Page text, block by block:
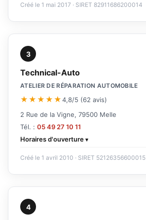
Créé le 1 mai 2017 · SIRET 82911686200014
3
Technical-Auto
ATELIER DE RÉPARATION AUTOMOBILE
★★★★★4,8/5 (62 avis)
2 Rue de la Vigne, 79500 Melle
Tél. : 05 49 27 10 11
Horaires d'ouverture
Créé le 1 avril 2010 · SIRET 52126356600015
4